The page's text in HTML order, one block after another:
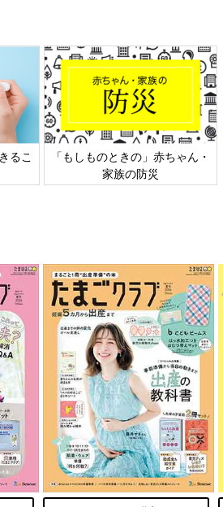
」
うyr06080さんはこちらのハロウィンツ
ーンのオーナメントや魔女の帽子を飾っ
合いですよね。壁紙や家具などインテリ
ね♪
（アルザス）」のツリー
」
ら大きなツリーが欲しかったそうで
150センチのツリーをGETしたとのこ
んだグリーンがお気に入りだそうで、
るこ
「もしものときの」赤ちゃん・
家族の防災